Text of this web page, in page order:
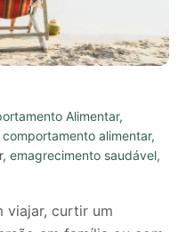
Alimentar,
comportamento alimentar,
, emagrecimento saudável,
viajar, curtir um